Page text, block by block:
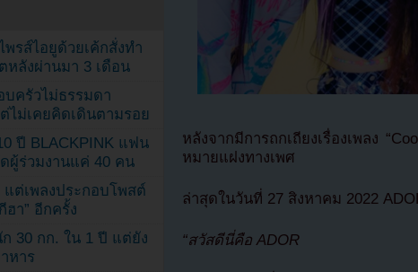
หลังจากมีการถกเถียงเรื่องเพลง
หมายแฝงทางเพศ
ล่าสุดในวันที่ 27 สิงหาคม 2022
“สวัสดีนี่คือ ADOR
รส์ไอยูด้วยเค้กสั่งทำ
หลังผ่านมา 3 เดือน
บครัวไม่ธรรมดา
ม่เคยคิดเดินตามรอย
ปี BLACKPINK แฟน
ผู้ร่วมงานแค่ 40 คน
ต่เพลงประกอบโพสต์
า” อีกครั้ง
30 กก. ใน 1 ปี แต่ยัง
หาร